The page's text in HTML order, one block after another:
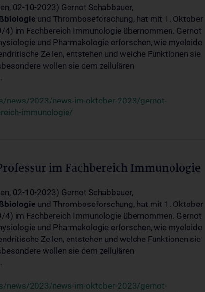
02-10-2023) Gernot Schabbauer,
und Thromboseforschung, hat mit 1. Oktober
im Fachbereich Immunologie übernommen. Gernot
und Pharmakologie erforschen, wie myeloide
Zellen, entstehen und welche Funktionen sie
wollen sie dem zellulären
news/2023/news-im-oktober-2023/gernot-
immunologie/
im Fachbereich Immunologie
02-10-2023) Gernot Schabbauer,
und Thromboseforschung, hat mit 1. Oktober
im Fachbereich Immunologie übernommen. Gernot
und Pharmakologie erforschen, wie myeloide
Zellen, entstehen und welche Funktionen sie
wollen sie dem zellulären
news/2023/news-im-oktober-2023/gernot-